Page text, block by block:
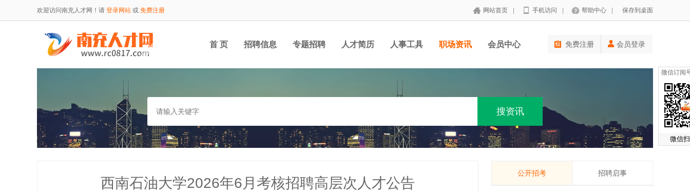
欢迎访问南充人才网！请 登录网站 或 免费注册 网站首页 手机访问 帮助中心 保存到桌面
首 页 招聘信息 专题招聘 人才简历 人事工具 职场资讯 会员中心 免费注册 会员登录
西南石油大学2026年6月考核招聘高层次人才公告
公开招考 招聘启事
微信订阅
微信